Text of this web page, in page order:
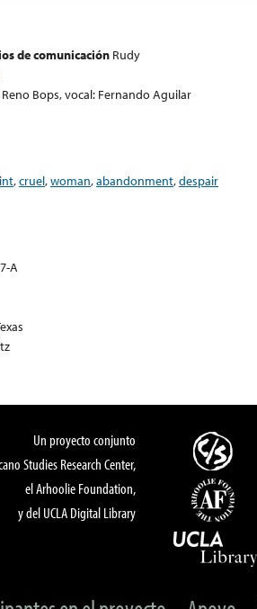
de comunicación Rudy
Bops, vocal: Fernando Aguilar
,cruel,woman,abandonment,despair
A
Un proyecto conjunto
Studies Research Center,
el Arhoolie Foundation,
y del UCLA Digital Library